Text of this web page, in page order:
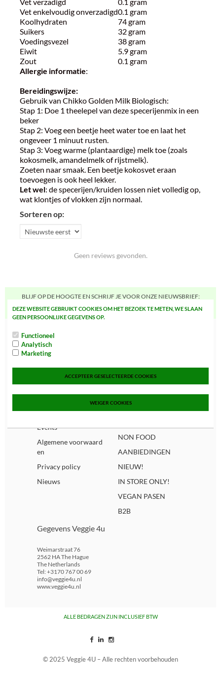
Vet enkelvoudig onverzadigd0.1 gram
Koolhydraten
74 gram
Suikers
32 gram
Voedingsvezel
38 gram
Eiwit
5.9 gram
Zout
0.1 gram
Allergie informatie:
Bereidingswijze:
Gebruik van Chikko Golden Milk Biologisch:
Stap 1: Doe 1 theelepel van deze specerijenmix in een
beker
Stap 2: Voeg een beetje heet water toe en laat het
ongeveer 1 minuut rusten.
Stap 3: Voeg warme (plantaardige) melk toe (zoals
kokosmelk, amandelmelk of rijstmelk).
Zoeten naar smaak. Een beetje kokosvet eraan
toevoegen is ook heel lekker.
Let wel: de specerijen/kruiden lossen niet volledig op,
wat klontjes of vlokken zijn normaal.
Sorteren op:
Geen reviews gevonden.
BLIJF OP DE HOOGTE EN SCHRIJF JE VOOR ONZE NIEUWSBRIEF:
AANMELDEN
Snel navigeren
Home
Over ons
Spaarsysteem
Hoe bestel ik?
Events
Algemene voorwaard
en
Privacy policy
Nieuws
SNOEP, CAKE, KOEK
& CHIPS
DRANKEN
BEWUSTE VOEDING
NON FOOD
AANBIEDINGEN
NIEUW!
IN STORE ONLY!
VEGAN PASEN
B2B
Gegevens Veggie 4u
Weimarstraat 76
2562 HA The Hague
The Netherlands
Tel: +3170 767 00 69
info@veggie4u.nl
www.veggie4u.nl
ALLE BEDRAGEN ZIJN INCLUSIEF BTW
DEZE WEBSITE GEBRUIKT COOKIES OM HET BEZOEK TE METEN, WE SLAAN
GEEN PERSOONLIJKE GEGEVENS OP.
Functioneel
Analytisch
Marketing
ACCEPTEER GESELECTEERDE COOKIES
WEIGER COOKIES
© 2025 Veggie 4U – Alle rechten voorbehouden